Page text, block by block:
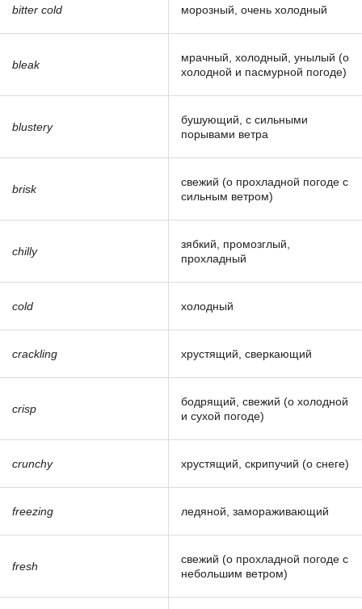
bitter cold морозный, очень холодный
bleak
мрачный, холодный, унылый (о
холодной и пасмурной погоде)
blustery
бушующий, с сильными
порывами ветра
brisk
свежий (о прохладной погоде с
сильным ветром)
chilly
зябкий, промозглый,
прохладный
cold холодный
crackling хрустящий, сверкающий
crisp
бодрящий, свежий (о холодной
и сухой погоде)
crunchy хрустящий, скрипучий (о снеге)
freezing ледяной, замораживающий
fresh
свежий (о прохладной погоде с
небольшим ветром)